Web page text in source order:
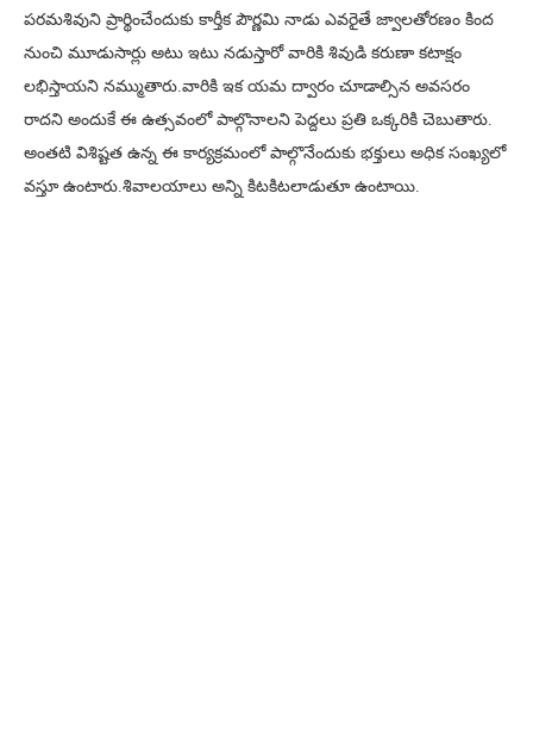
పరమశివుని ప్రార్థించేందుకు కార్తీక పౌర్ణమి నాడు ఎవరైతే జ్వాలతోరణం కింద
నుంచి మూడుసార్లు అటు ఇటు నడుస్తారో వారికి శివుడి కరుణా కటాక్షం
లభిస్తాయని నమ్ముతారు.వారికి ఇక యమ ద్వారం చూడాల్సిన అవసరం
రాదని అందుకే ఈ ఉత్సవంలో పాల్గొనాలని పెద్దలు ప్రతి ఒక్కరికి చెబుతారు.
అంతటి విశిష్టత ఉన్న ఈ కార్యక్రమంలో పాల్గొనేందుకు భక్తులు అధిక సంఖ్యలో
వస్తూ ఉంటారు.శివాలయాలు అన్ని కిటకిటలాడుతూ ఉంటాయి.